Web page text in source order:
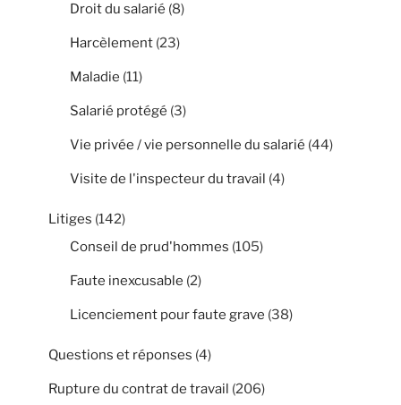
Droit du salarié (8)
Harcèlement (23)
Maladie (11)
Salarié protégé (3)
Vie privée / vie personnelle du salarié (44)
Visite de l'inspecteur du travail (4)
Litiges (142)
Conseil de prud'hommes (105)
Faute inexcusable (2)
Licenciement pour faute grave (38)
Questions et réponses (4)
Rupture du contrat de travail (206)